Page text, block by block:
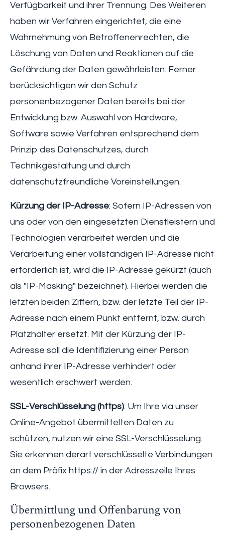
Verfügbarkeit und ihrer Trennung. Des Weiteren
haben wir Verfahren eingerichtet, die eine
Wahrnehmung von Betroffenenrechten, die
Löschung von Daten und Reaktionen auf die
Gefährdung der Daten gewährleisten. Ferner
berücksichtigen wir den Schutz
personenbezogener Daten bereits bei der
Entwicklung bzw. Auswahl von Hardware,
Software sowie Verfahren entsprechend dem
Prinzip des Datenschutzes, durch
Technikgestaltung und durch
datenschutzfreundliche Voreinstellungen.
Kürzung der IP-Adresse: Sofern IP-Adressen von
uns oder von den eingesetzten Dienstleistern und
Technologien verarbeitet werden und die
Verarbeitung einer vollständigen IP-Adresse nicht
erforderlich ist, wird die IP-Adresse gekürzt (auch
als "IP-Masking" bezeichnet). Hierbei werden die
letzten beiden Ziffern, bzw. der letzte Teil der IP-
Adresse nach einem Punkt entfernt, bzw. durch
Platzhalter ersetzt. Mit der Kürzung der IP-
Adresse soll die Identifizierung einer Person
anhand ihrer IP-Adresse verhindert oder
wesentlich erschwert werden.
SSL-Verschlüsselung (https): Um Ihre via unser
Online-Angebot übermittelten Daten zu
schützen, nutzen wir eine SSL-Verschlüsselung.
Sie erkennen derart verschlüsselte Verbindungen
an dem Präfix https:// in der Adresszeile Ihres
Browsers.
Übermittlung und Offenbarung von
personenbezogenen Daten